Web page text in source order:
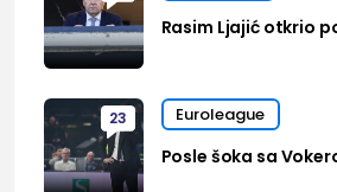
Rasim Ljajić otkrio
23 Euroleague
Posle šoka sa